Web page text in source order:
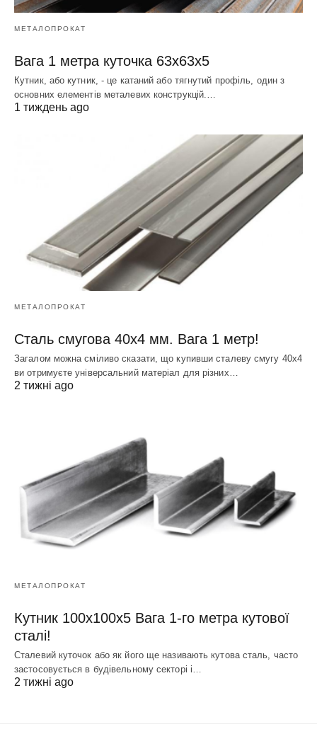
МЕТАЛОПРОКАТ
Вага 1 метра куточка 63х63х5
Кутник, або кутник, - це катаний або тягнутий профіль, один з
основних елементів металевих конструкцій.…
1 тиждень ago
МЕТАЛОПРОКАТ
Сталь смугова 40х4 мм. Вага 1 метр!
Загалом можна сміливо сказати, що купивши сталеву смугу 40х4
ви отримуєте універсальний матеріал для різних…
2 тижні ago
МЕТАЛОПРОКАТ
Кутник 100х100х5 Вага 1-го метра кутової
сталі!
Сталевий куточок або як його ще називають кутова сталь, часто
застосовується в будівельному секторі і…
2 тижні ago